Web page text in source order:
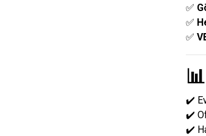
✅
✅
✅
✔️
✔️
✔️